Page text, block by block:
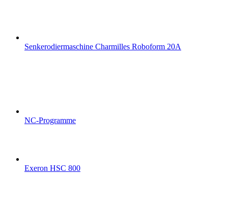
Senkerodiermaschine Charmilles Roboform 20A
NC-Programme
Exeron HSC 800